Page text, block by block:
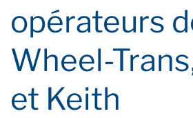
opérateurs
Wheel-
et Keith